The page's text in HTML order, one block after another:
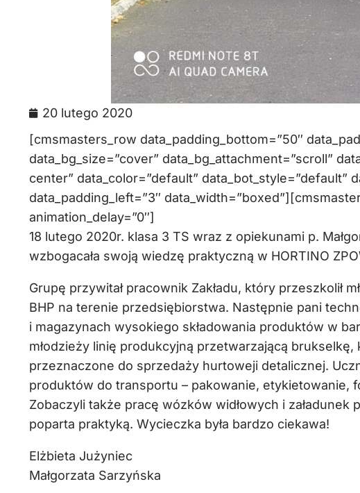
20 lutego 2020
[cmsmasters_row data_padding_bottom=”50″
data_bg_size=”cover” data_bg_attachment=”scroll”
center” data_color=”default” data_bot_style=”default”
data_padding_left=”3″
animation_delay=”0″]
18 lutego 2020r. klasa 3 TS wraz z opiekunami p.
wzbogacała swoją wiedzę praktyczną w HORTINO
Grupę przywitał pracownik Zakładu, który przeszkolił
BHP na terenie przedsiębiorstwa. Następnie pani
i magazynach wysokiego składowania produktów w
młodzieży linię produkcyjną przetwarzającą
przeznaczone do sprzedaży hurtoweji detalicznej.
produktów do transportu – pakowanie, etykietowanie,
Zobaczyli także pracę wózków widłowych i
poparta praktyką. Wycieczka była bardzo ciekawa!
Elżbieta Jużyniec
Małgorzata Sarzyńska